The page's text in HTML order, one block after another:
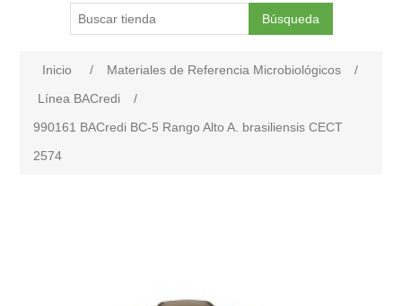
Búsqueda
Inicio / Materiales de Referencia Microbiológicos
/
Línea BACredi
/
990161 BACredi BC-5 Rango Alto A. brasiliensis CECT
2574